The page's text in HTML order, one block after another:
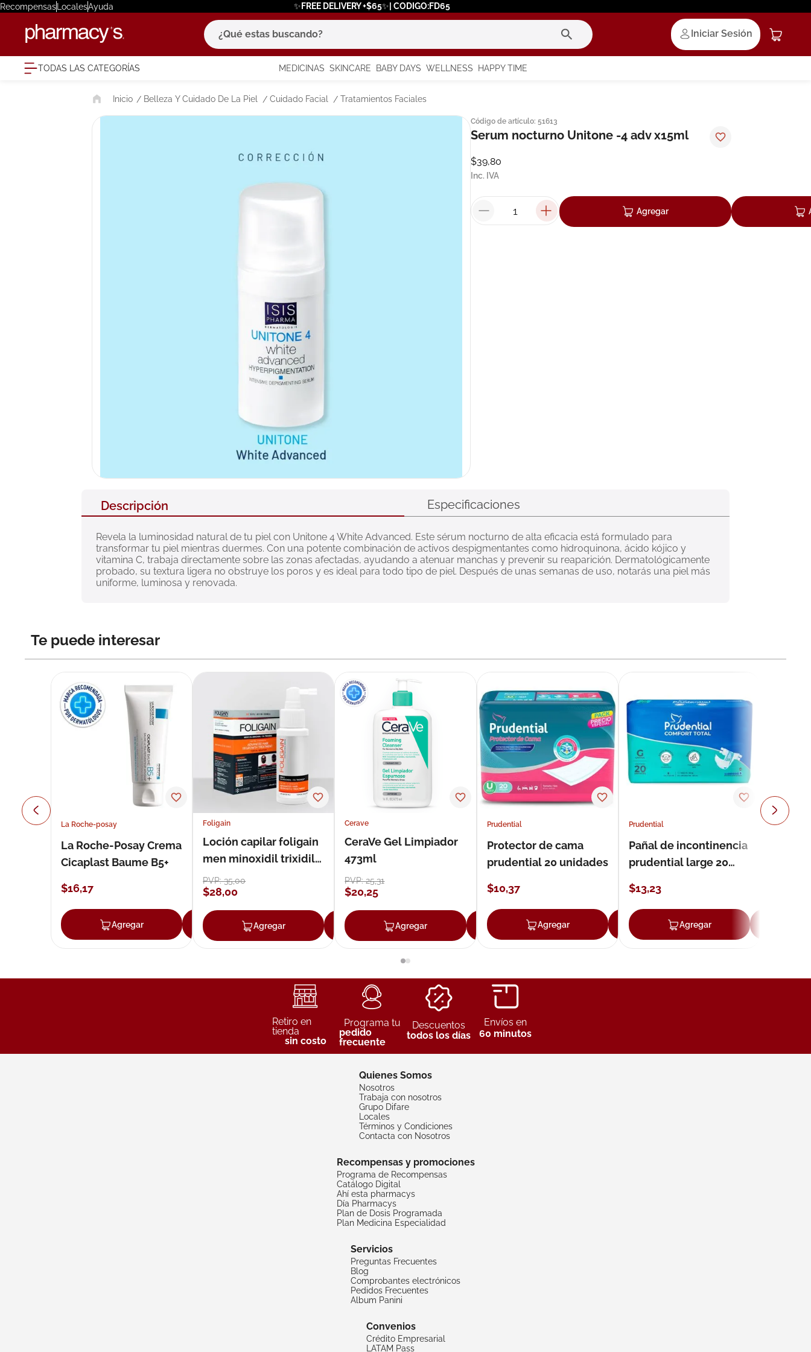
RecompensasLocalesAyuda ✨FREE DELIVERY +$65✨| CODIGO:FD65
¿Qué estas buscando?
Iniciar Sesión
TODAS LAS CATEGORÍAS MEDICINAS SKINCARE BABY DAYS WELLNESS HAPPY TIME
Belleza Y Cuidado De La Piel Cuidado Facial Tratamientos Faciales
Código de artículo: 51613
Serum nocturno Unitone -4 adv x15ml
$39,80
Inc. IVA
Agregar
Descripción Especificaciones
Revela la luminosidad natural de tu piel con Unitone 4 White Advanced. Este sérum nocturno de alta eficacia está formulado para
transformar tu piel mientras duermes. Con una potente combinación de activos despigmentantes como hidroquinona, ácido kójico y
vitamina C, trabaja directamente sobre las zonas afectadas, ayudando a atenuar manchas y prevenir su reaparición. Dermatológicamente
probado, su textura ligera no obstruye los poros y es ideal para todo tipo de piel. Después de unas semanas de uso, notarás una piel más
uniforme, luminosa y renovada.
Te puede interesar
La Roche-posay
La Roche-Posay Crema
Cicaplast Baume B5+
$16,17
Agregar Agregar
Foligain
Loción capilar foligain
men minoxidil trixidil
loción 59 ml
PVP:35,00
$28,00
Agregar Agregar
Cerave
CeraVe Gel Limpiador
473ml
PVP:25,31
$20,25
Agregar Agregar
Prudential
Protector de cama
prudential 20 unidades
$10,37
Agregar Agregar
Prudential
Pañal de incontinencia
prudential large 20
$13,23
Agregar
Retiro en
tienda
sin costo
Programa tu
pedido
frecuente
Descuentos
todos los días
Envíos en
60 minutos
Quienes Somos
Nosotros
Trabaja con nosotros
Grupo Difare
Locales
Términos y Condiciones
Contacta con Nosotros
Recompensas y promociones
Programa de Recompensas
Catálogo Digital
Ahí esta pharmacys
Día Pharmacys
Plan de Dosis Programada
Plan Medicina Especialidad
Servicios
Preguntas Frecuentes
Blog
Comprobantes electrónicos
Pedidos Frecuentes
Album Panini
Convenios
Crédito Empresarial
LATAM Pass
términos más buscados
1 . eucerin
pilexil
cerave